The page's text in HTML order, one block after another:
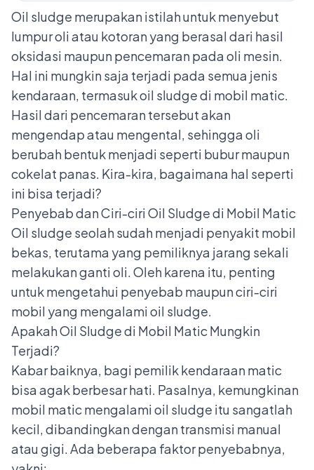
Oil sludge merupakan istilah untuk menyebut
lumpur oli atau kotoran yang berasal dari hasil
oksidasi maupun pencemaran pada oli mesin.
Hal ini mungkin saja terjadi pada semua jenis
kendaraan, termasuk oil sludge di mobil matic.
Hasil dari pencemaran tersebut akan
mengendap atau mengental, sehingga oli
berubah bentuk menjadi seperti bubur maupun
cokelat panas. Kira-kira, bagaimana hal seperti
ini bisa terjadi?
Penyebab dan Ciri-ciri Oil Sludge di Mobil Matic
Oil sludge seolah sudah menjadi penyakit mobil
bekas, terutama yang pemiliknya jarang sekali
melakukan ganti oli. Oleh karena itu, penting
untuk mengetahui penyebab maupun ciri-ciri
mobil yang mengalami oil sludge.
Apakah Oil Sludge di Mobil Matic Mungkin
Terjadi?
Kabar baiknya, bagi pemilik kendaraan matic
bisa agak berbesar hati. Pasalnya, kemungkinan
mobil matic mengalami oil sludge itu sangatlah
kecil, dibandingkan dengan transmisi manual
atau gigi. Ada beberapa faktor penyebabnya,